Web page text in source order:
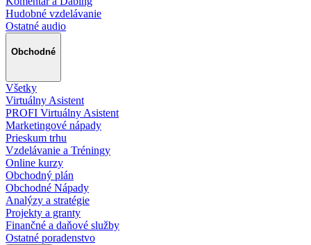
Hudobné vzdelávanie
Ostatné audio
Obchodné
Všetky
Virtuálny Asistent
PROFI Virtuálny Asistent
Marketingové nápady
Prieskum trhu
Vzdelávanie a Tréningy
Online kurzy
Obchodný plán
Obchodné Nápady
Analýzy a stratégie
Projekty a granty
Finančné a daňové služby
Ostatné poradenstvo